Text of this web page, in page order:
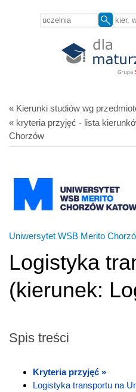
« Kierunki studiów wg
« kryteria przyjęć - lista
Chorzów
Uniwersytet WSB Merito
Logistyka
(kierunek:
Spis treści
Kryteria przyjęć »
Logistyka transportu na